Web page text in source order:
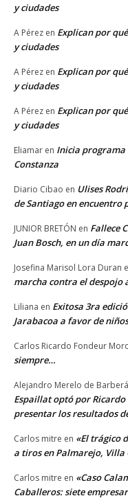
y ciudades
A Pérez en Explican por
y ciudades
A Pérez en Explican por
y ciudades
A Pérez en Explican por
y ciudades
Eliamar en Inicia programa
Constanza
Diario Cibao en Ulises
de Santiago en encuentro
JUNIOR BRETÓN en Fallece
Juan Bosch, en un día
Josefina Marisol Lora Duran
marcha contra el despojo
Liliana en Exitosa 3ra
Jarabacoa a favor de
Carlos Ricardo Fondeur
siempre…
Alejandro Merelo de
Espaillat optó por
presentar los resultados
Carlos mitre en «El trágico
a tiros en Palmarejo, Villa
Carlos mitre en «Caso
Caballeros: siete